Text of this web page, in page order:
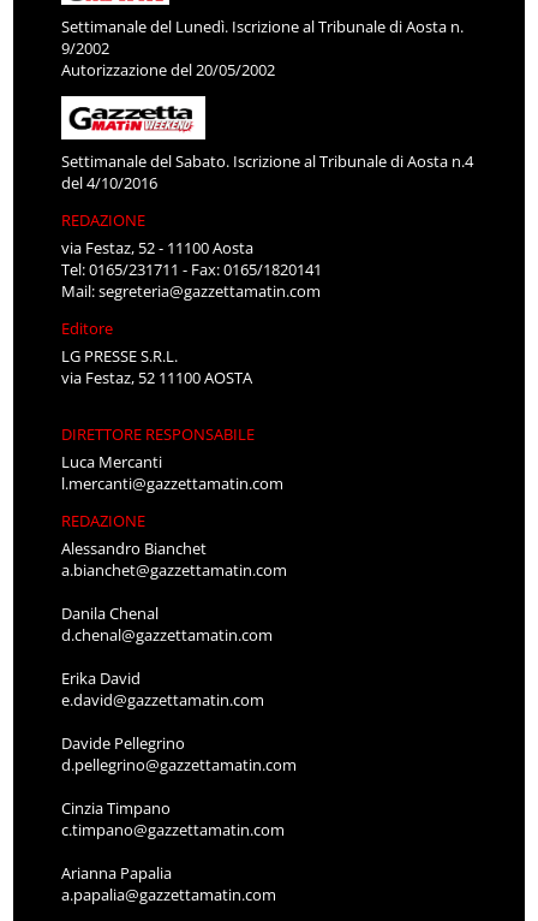
Settimanale del Lunedì. Iscrizione al Tribunale di Aosta n.
9/2002
Autorizzazione del 20/05/2002
Settimanale del Sabato. Iscrizione al Tribunale di Aosta n.4
del 4/10/2016
REDAZIONE
via Festaz, 52 - 11100 Aosta
Tel: 0165/231711 - Fax: 0165/1820141
Mail:segreteria@gazzettamatin.com
Editore
LG PRESSE S.R.L.
via Festaz, 52 11100 AOSTA
DIRETTORE RESPONSABILE
Luca Mercanti
l.mercanti@gazzettamatin.com
REDAZIONE
Alessandro Bianchet
a.bianchet@gazzettamatin.com
Danila Chenal
d.chenal@gazzettamatin.com
Erika David
e.david@gazzettamatin.com
Davide Pellegrino
d.pellegrino@gazzettamatin.com
Cinzia Timpano
c.timpano@gazzettamatin.com
Arianna Papalia
a.papalia@gazzettamatin.com